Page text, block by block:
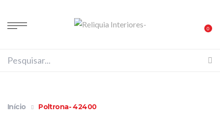
0
Início Poltrona- 42400